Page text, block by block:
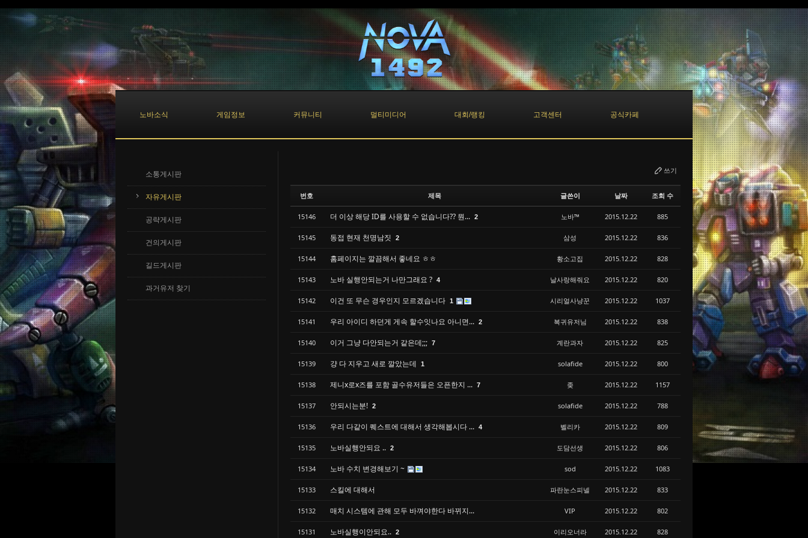
노바소식 게임정보 커뮤니티 멀티미디어 대회/랭킹 고객센터 공식카페
소통게시판
자유게시판
공략게시판
건의게시판
길드게시판
과거유저 찾기
쓰기
번호 제목 글쓴이 날짜 조회 수
15146 더 이상 해당 ID를 사용할 수 없습니다?? 뭔... 2 노바™ 2015.12.22 885
15145 동접 현재 천명남짓 2 삼성 2015.12.22 836
15144 홈페이지는 깔끔해서 좋네요 ㅎㅎ 황소고집 2015.12.22 828
15143 노바 실행안되는거 나만그래요 ? 4 날사랑해줘요 2015.12.22 820
15142 이건 또 무슨 경우인지 모르겠습니다 1 시리얼사냥꾼 2015.12.22 1037
15141 우리 아이디 하던게 게속 할수잇나요 아니면... 2 복귀유저님 2015.12.22 838
15140 이거 그냥 다안되는거 같은데;;; 7 계란과자 2015.12.22 825
15139 걍 다 지우고 새로 깔았는데 1 solafide 2015.12.22 800
15138 제니x로x즈를 포함 골수유저들은 오픈한지 ... 7 좆 2015.12.22 1157
15137 안되시는분! 2 solafide 2015.12.22 788
15136 우리 다같이 퀘스트에 대해서 생각해봅시다 ... 4 벨리카 2015.12.22 809
15135 노바실행안되요 .. 2 도담선생 2015.12.22 806
15134 노바 수치 변경해보기 ~ sod 2015.12.22 1083
15133 스킬에 대해서 파란눈스피넬 2015.12.22 833
15132 매치 시스템에 관해 모두 바껴야한다 바뀌지... VIP 2015.12.22 802
15131 노바실행이안되요.. 2 이리오너라 2015.12.22 828
Sketchbook5, 스케치북5
Sketchbook5, 스케치북5